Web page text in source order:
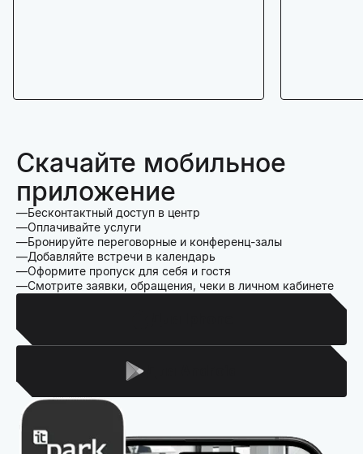
Скачайте мобильное
приложение
Бесконтактный доступ в центр
Оплачивайте услуги
Бронируйте переговорные и конференц-залы
Добавляйте встречи в календарь
Оформите пропуск для себя и гостя
Смотрите заявки, обращения, чеки в личном кабинете